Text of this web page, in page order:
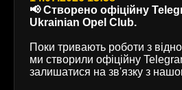
📢 Створено офіційну
Ukrainian Opel Club.
Поки тривають роботи з
ми створили офіційну
залишатися на зв'язку з